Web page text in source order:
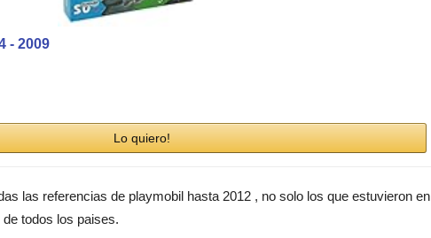
- 2009
Lo quiero!
las referencias de playmobil hasta 2012 , no solo los que estuvieron en
todos los paises.